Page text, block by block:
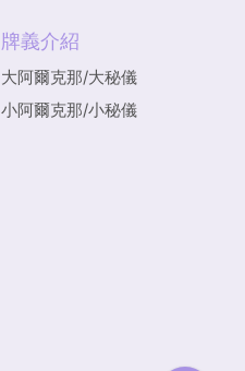
牌義介紹
大阿爾克那/大秘儀
小阿爾克那/小秘儀